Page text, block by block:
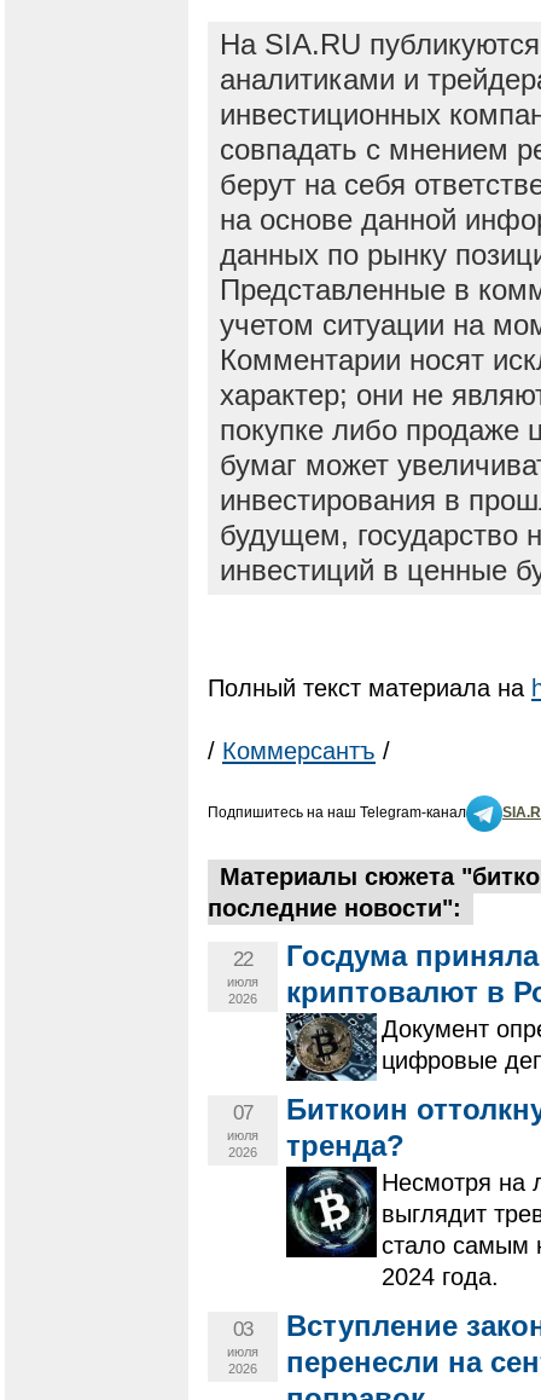
На SIA.RU
аналитиками и
инвестиционных
совпадать с мнением
берут на себя
на основе данной
данных по рынку
Представленные в
учетом ситуации на
Комментарии носят
характер; они не
покупке либо продаже
бумаг может
инвестирования в
будущем, государство
инвестиций в ценные
Полный текст материала на
/ Коммерсантъ /
Подпишитесь на наш Telegram-канал
Материалы сюжета
последние новости":
22
июля
2026
Госдума
криптовалют в
Документ
цифровые
07
июля
2026
Биткоин
тренда?
Несмотря на
выглядит
стало самым
2024 года.
03
июля
2026
Вступление
перенесли на